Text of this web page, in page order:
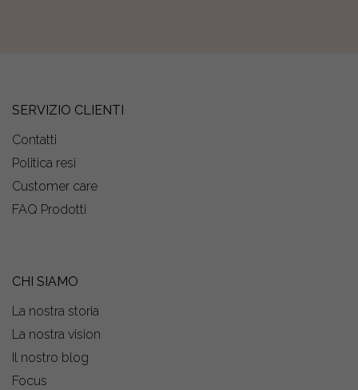
SERVIZIO CLIENTI
Contatti
Politica resi
Customer care
FAQ Prodotti
CHI SIAMO
La nostra storia
La nostra vision
Il nostro blog
Focus